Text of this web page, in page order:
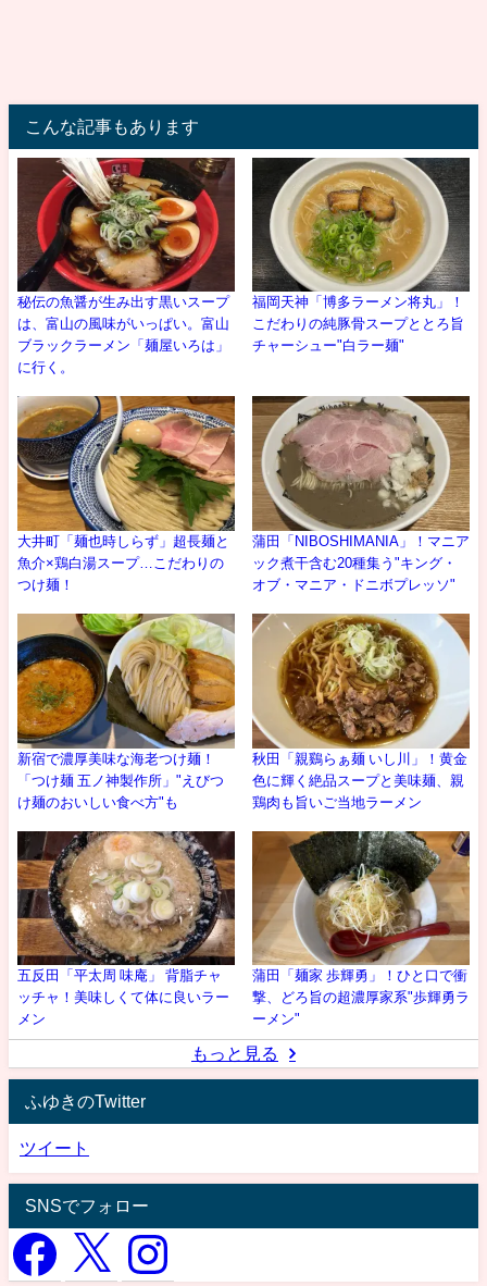
こんな記事もあります
秘伝の魚醤が生み出す黒いスープ
は、富山の風味がいっぱい。富山
ブラックラーメン「麺屋いろは」
に行く。
福岡天神「博多ラーメン将丸」！
こだわりの純豚骨スープととろ旨
チャーシュー"白ラー麺"
大井町「麺也時しらず」超長麺と
魚介×鶏白湯スープ…こだわりの
つけ麺！
蒲田「NIBOSHIMANIA」！マニア
ック煮干含む20種集う"キング・
オブ・マニア・ドニボプレッソ"
新宿で濃厚美味な海老つけ麺！
「つけ麺 五ノ神製作所」"えびつ
け麺のおいしい食べ方"も
秋田「親鷄らぁ麺 いし川」！黄金
色に輝く絶品スープと美味麺、親
鶏肉も旨いご当地ラーメン
五反田「平太周 味庵」 背脂チャ
ッチャ！美味しくて体に良いラー
メン
蒲田「麺家 歩輝勇」！ひと口で衝
撃、どろ旨の超濃厚家系"歩輝勇ラ
ーメン"
もっと見る
ふゆきのTwitter
ツイート
SNSでフォロー